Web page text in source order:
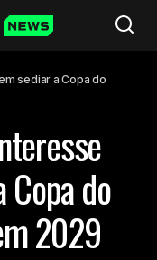
sediar a Copa do
do
2029